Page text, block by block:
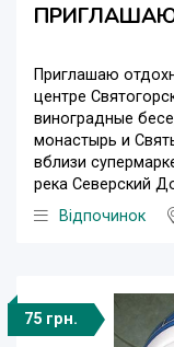
ПРИГЛАШАЮ
Приглашаю
центре
виноградные
монастырь и
вблизи
река Северский
Відпочинок
75 грн.